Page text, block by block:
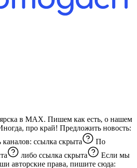
в MAX. Пишем как есть, о нашем
про край! Предложить новость:
каналов: ссылка скрыта
По
либо ссылка скрыта
Если мы
авторские права, пишите сюда: